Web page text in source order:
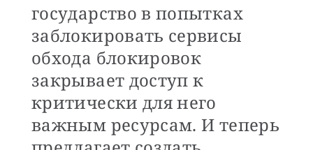
государство в попытках
заблокировать сервисы
обхода блокировок
закрывает доступ к
критически для него
важным ресурсам. И теперь